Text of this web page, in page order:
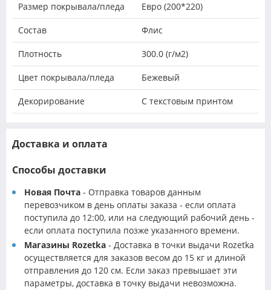
Размер покрывала/пледа Евро (200*220)
Состав Флис
Плотность 300.0 (г/м2)
Цвет покрывала/пледа Бежевый
Декорирование С текстовым принтом
Доставка и оплата
Способы доставки
Новая Почта - Отправка товаров данным
перевозчиком в день оплаты заказа - если оплата
поступила до 12:00, или на следующий рабочий день -
если оплата поступила позже указанного времени.
Магазины Rozetka - Доставка в точки выдачи Rozetka
осуществляется для заказов весом до 15 кг и длиной
отправления до 120 см. Если заказ превышает эти
параметры, доставка в точку выдачи невозможна.